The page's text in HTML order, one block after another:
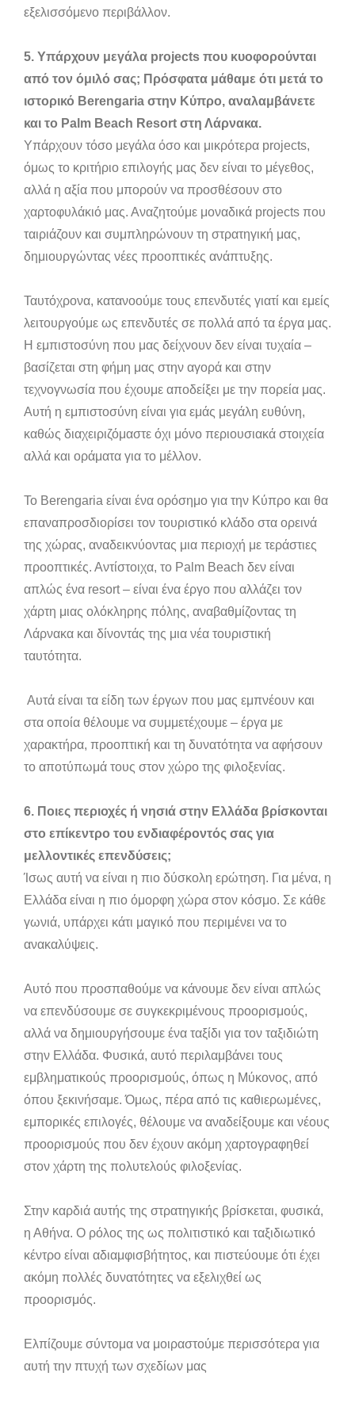
εξελισσόμενο περιβάλλον.
5. Υπάρχουν μεγάλα projects που κυοφορούνται
από τον όμιλό σας; Πρόσφατα μάθαμε ότι μετά το
ιστορικό Berengaria στην Κύπρο, αναλαμβάνετε
και το Palm Beach Resort στη Λάρνακα.
Υπάρχουν τόσο μεγάλα όσο και μικρότερα projects,
όμως το κριτήριο επιλογής μας δεν είναι το μέγεθος,
αλλά η αξία που μπορούν να προσθέσουν στο
χαρτοφυλάκιό μας. Αναζητούμε μοναδικά projects που
ταιριάζουν και συμπληρώνουν τη στρατηγική μας,
δημιουργώντας νέες προοπτικές ανάπτυξης.
Ταυτόχρονα, κατανοούμε τους επενδυτές γιατί και εμείς
λειτουργούμε ως επενδυτές σε πολλά από τα έργα μας.
Η εμπιστοσύνη που μας δείχνουν δεν είναι τυχαία –
βασίζεται στη φήμη μας στην αγορά και στην
τεχνογνωσία που έχουμε αποδείξει με την πορεία μας.
Αυτή η εμπιστοσύνη είναι για εμάς μεγάλη ευθύνη,
καθώς διαχειριζόμαστε όχι μόνο περιουσιακά στοιχεία
αλλά και οράματα για το μέλλον.
Το Berengaria είναι ένα ορόσημο για την Κύπρο και θα
επαναπροσδιορίσει τον τουριστικό κλάδο στα ορεινά
της χώρας, αναδεικνύοντας μια περιοχή με τεράστιες
προοπτικές. Αντίστοιχα, το Palm Beach δεν είναι
απλώς ένα resort – είναι ένα έργο που αλλάζει τον
χάρτη μιας ολόκληρης πόλης, αναβαθμίζοντας τη
Λάρνακα και δίνοντάς της μια νέα τουριστική
ταυτότητα.
Αυτά είναι τα είδη των έργων που μας εμπνέουν και
στα οποία θέλουμε να συμμετέχουμε – έργα με
χαρακτήρα, προοπτική και τη δυνατότητα να αφήσουν
το αποτύπωμά τους στον χώρο της φιλοξενίας.
6. Ποιες περιοχές ή νησιά στην Ελλάδα βρίσκονται
στο επίκεντρο του ενδιαφέροντός σας για
μελλοντικές επενδύσεις;
Ίσως αυτή να είναι η πιο δύσκολη ερώτηση. Για μένα, η
Ελλάδα είναι η πιο όμορφη χώρα στον κόσμο. Σε κάθε
γωνιά, υπάρχει κάτι μαγικό που περιμένει να το
ανακαλύψεις.
Αυτό που προσπαθούμε να κάνουμε δεν είναι απλώς
να επενδύσουμε σε συγκεκριμένους προορισμούς,
αλλά να δημιουργήσουμε ένα ταξίδι για τον ταξιδιώτη
στην Ελλάδα. Φυσικά, αυτό περιλαμβάνει τους
εμβληματικούς προορισμούς, όπως η Μύκονος, από
όπου ξεκινήσαμε. Όμως, πέρα από τις καθιερωμένες,
εμπορικές επιλογές, θέλουμε να αναδείξουμε και νέους
προορισμούς που δεν έχουν ακόμη χαρτογραφηθεί
στον χάρτη της πολυτελούς φιλοξενίας.
Στην καρδιά αυτής της στρατηγικής βρίσκεται, φυσικά,
η Αθήνα. Ο ρόλος της ως πολιτιστικό και ταξιδιωτικό
κέντρο είναι αδιαμφισβήτητος, και πιστεύουμε ότι έχει
ακόμη πολλές δυνατότητες να εξελιχθεί ως
προορισμός.
Ελπίζουμε σύντομα να μοιραστούμε περισσότερα για
αυτή την πτυχή των σχεδίων μας